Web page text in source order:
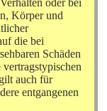
Körper und
die bei
Schäden
auch für
entgangenen